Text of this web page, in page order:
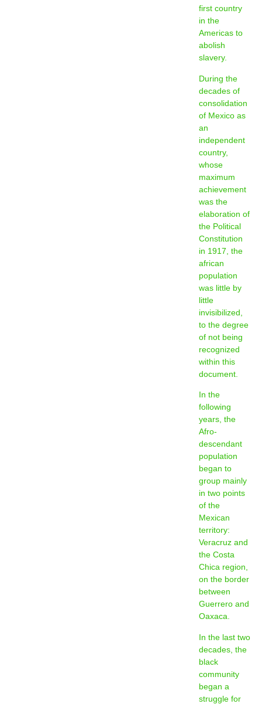
first country
in the
Americas to
abolish
slavery.
During the
decades of
consolidation
of Mexico as
an
independent
country,
whose
maximum
achievement
was the
elaboration of
the Political
Constitution
in 1917, the
african
population
was little by
little
invisibilized,
to the degree
of not being
recognized
within this
document.
In the
following
years, the
Afro-
descendant
population
began to
group mainly
in two points
of the
Mexican
territory:
Veracruz and
the Costa
Chica region,
on the border
between
Guerrero and
Oaxaca.
In the last two
decades, the
black
community
began a
struggle for